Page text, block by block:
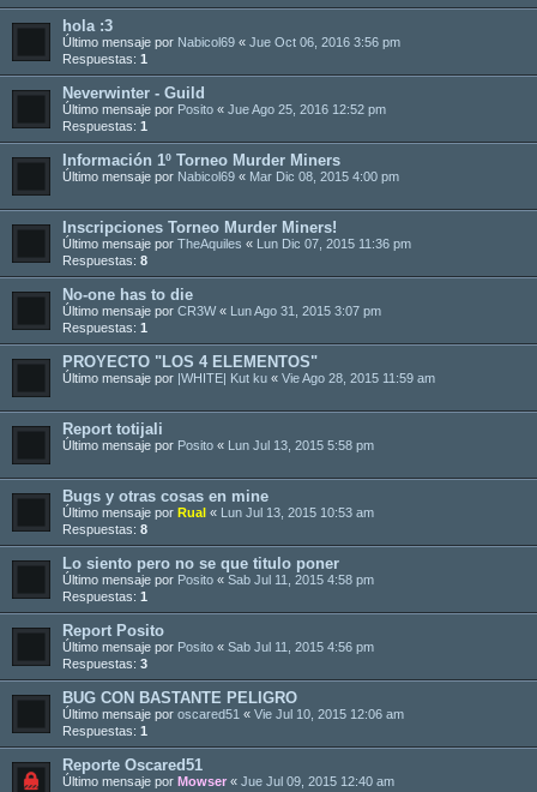
hola :3
Último mensaje por Nabicol69 « Jue Oct 06, 2016 3:56 pm
Respuestas: 1
Neverwinter - Guild
Último mensaje por Posito « Jue Ago 25, 2016 12:52 pm
Respuestas: 1
Información 1º Torneo Murder Miners
Último mensaje por Nabicol69 « Mar Dic 08, 2015 4:00 pm
Inscripciones Torneo Murder Miners!
Último mensaje por TheAquiles « Lun Dic 07, 2015 11:36 pm
Respuestas: 8
No-one has to die
Último mensaje por CR3W« Lun Ago 31, 2015 3:07 pm
Respuestas: 1
PROYECTO "LOS 4 ELEMENTOS"
Último mensaje por |WHITE| Kut ku « Vie Ago 28, 2015 11:59 am
Report totijali
Último mensaje por Posito « Lun Jul 13, 2015 5:58 pm
Bugs y otras cosas en mine
Último mensaje por Rual « Lun Jul 13, 2015 10:53 am
Respuestas: 8
Lo siento pero no se que titulo poner
Último mensaje por Posito « Sab Jul 11, 2015 4:58 pm
Respuestas: 1
Report Posito
Último mensaje por Posito « Sab Jul 11, 2015 4:56 pm
Respuestas: 3
BUG CON BASTANTE PELIGRO
Último mensaje por oscared51 « Vie Jul 10, 2015 12:06 am
Respuestas: 1
Reporte Oscared51
Último mensaje por Mowser « Jue Jul 09, 2015 12:40 am